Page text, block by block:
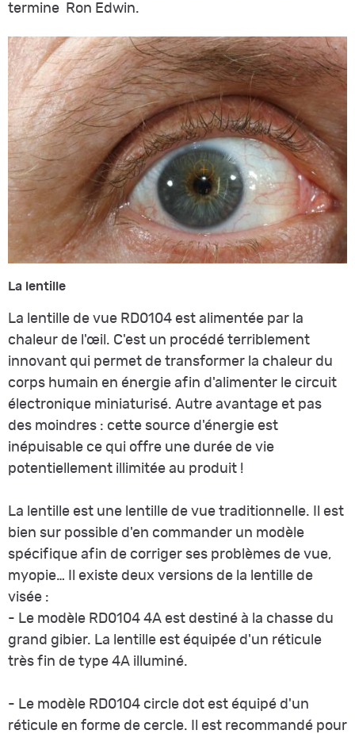
termine Ron Edwin.
La lentille
La lentille de vue RD0104 est alimentée par la
chaleur de l'œil. C'est un procédé terriblement
innovant qui permet de transformer la chaleur du
corps humain en énergie afin d'alimenter le circuit
électronique miniaturisé. Autre avantage et pas
des moindres : cette source d'énergie est
inépuisable ce qui offre une durée de vie
potentiellement illimitée au produit !
La lentille est une lentille de vue traditionnelle. Il est
bien sur possible d'en commander un modèle
spécifique afin de corriger ses problèmes de vue,
myopie… Il existe deux versions de la lentille de
visée :
- Le modèle RD0104 4A est destiné à la chasse du
grand gibier. La lentille est équipée d'un réticule
très fin de type 4A illuminé.
- Le modèle RD0104 circle dot est équipé d'un
réticule en forme de cercle. Il est recommandé pour